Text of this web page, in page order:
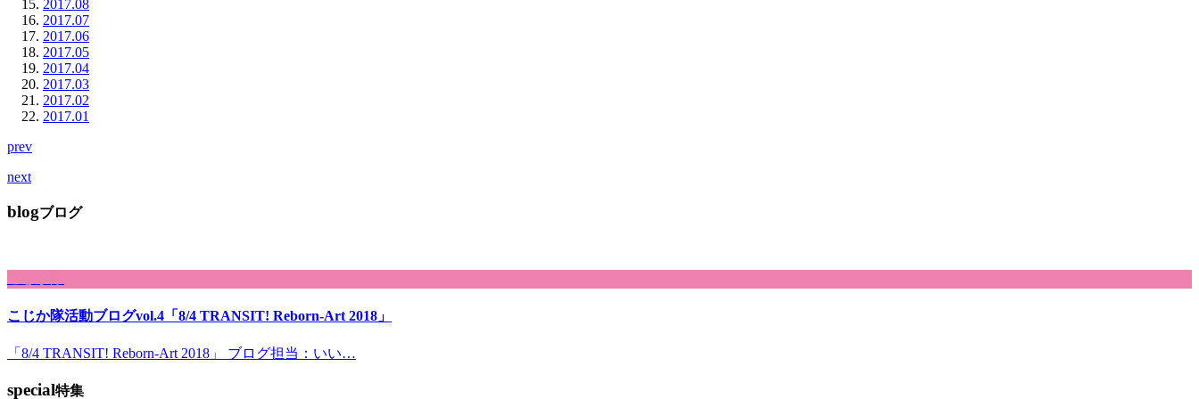
2017.08
2017.07
2017.06
2017.05
2017.04
2017.03
2017.02
2017.01
prev
next
blogブログ
こじか隊活動ブログvol.4「8/4 TRANSIT! Reborn-Art 2018」
「8/4 TRANSIT! Reborn-Art 2018」 ブログ担当：いい…
special特集